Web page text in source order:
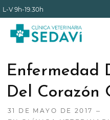
L-V9h-19.30h
INICIO
EQUIPO
Enfermedad
Del Corazón
31 DE MAYO DE 2017